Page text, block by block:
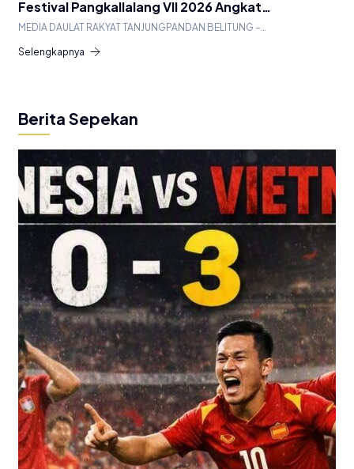
Festival Pangkallalang VII 2026 Angkat…
MEDIA DAULAT RAKYAT TANJUNGPANDAN BELITUNG –…
Selengkapnya
Berita Sepekan